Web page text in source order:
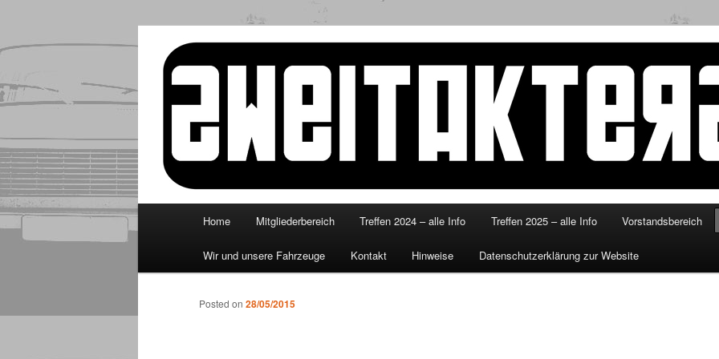
to
content
http://www.zweitakterzsued.de
Home Mitgliederbereich Treffen 2024 – alle Info Treffen 2025 – alle Info Vorstandsbereich
Wir und unsere Fahrzeuge Kontakt Hinweise Datenschutzerklärung zur Website
Posted on 28/05/2015